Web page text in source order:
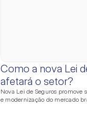
Como a nova Lei
afetará o setor?
Nova Lei de Seguros promove
e modernização do mercado